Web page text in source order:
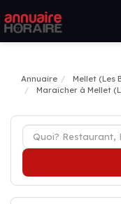
Annuaire Mellet (Les
Maraîcher à Mellet